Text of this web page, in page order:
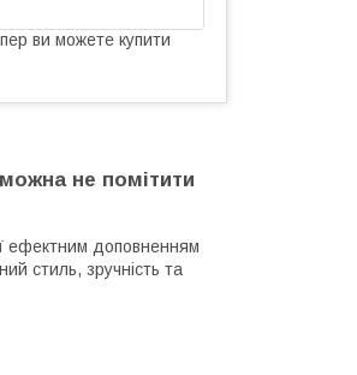
ви можете купити
не помітити
ефектним доповненням
стиль, зручність та